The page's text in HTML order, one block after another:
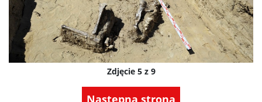
Zdjęcie 5 z 9
Następna strona